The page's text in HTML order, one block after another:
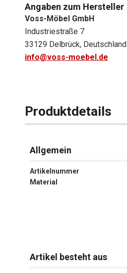
Angaben zum Hersteller
Voss-Möbel GmbH
Industriestraße 7
33129 Delbrück, Deutschland
info@voss-moebel.de
Produktdetails
Allgemein
Artikelnummer
Material
Artikel besteht aus